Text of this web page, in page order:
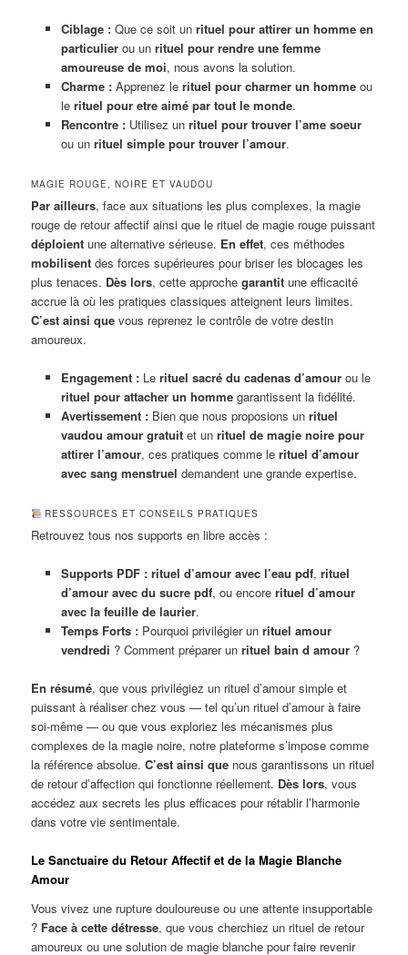
Ciblage :Que ce soit un rituel pour attirer un homme en
particulierou un rituel pour rendre une femme
amoureuse de moi, nous avons la solution.
Charme :Apprenez le rituel pour charmer un hommeou
le rituel pour etre aimé par tout le monde.
Rencontre :Utilisez un rituel pour trouver l’ame soeur
ou un rituel simple pour trouver l’amour.
MAGIE ROUGE, NOIRE ET VAUDOU
Par ailleurs, face aux situations les plus complexes, la magie
rouge de retour affectif ainsi que le rituel de magie rouge puissant
déploient une alternative sérieuse. En effet, ces méthodes
mobilisent des forces supérieures pour briser les blocages les
plus tenaces. Dès lors, cette approchegarantit une efficacité
accrue là où les pratiques classiques atteignent leurs limites.
C’est ainsi que vous reprenez le contrôle de votre destin
amoureux.
Engagement :Le rituel sacré du cadenas d’amourou le
rituel pour attacher un hommegarantissent la fidélité.
Avertissement :Bien que nous proposions un rituel
vaudou amour gratuitet un rituel de magie noire pour
attirer l’amour, ces pratiques comme le rituel d’amour
avec sang menstruel demandent une grande expertise.
RESSOURCES ET CONSEILS PRATIQUES
Retrouvez tous nos supports en libre accès :
Supports PDF : rituel d’amour avec l’eau pdf, rituel
d’amour avec du sucre pdf, ou encore rituel d’amour
avec la feuille de laurier.
Temps Forts :Pourquoi privilégier un rituel amour
vendredi ? Comment préparer un rituel bain d amour?
En résumé, que vous privilégiez un rituel d’amour simple et
puissant à réaliser chez vous — tel qu’un rituel d’amour à faire
soi-même — ou que vous exploriez les mécanismes plus
complexes de la magie noire, notre plateforme s’impose comme
la référence absolue.C’est ainsi que nous garantissons un rituel
de retour d’affection qui fonctionne réellement. Dès lors, vous
accédez aux secrets les plus efficaces pour rétablir l’harmonie
dans votre vie sentimentale.
Le Sanctuaire du Retour Affectif et de la Magie Blanche
Amour
Vous vivez une rupture douloureuse ou une attente insupportable
? Face à cette détresse, que vous cherchiez un rituel de retour
amoureux ou une solution de magie blanche pour faire revenir